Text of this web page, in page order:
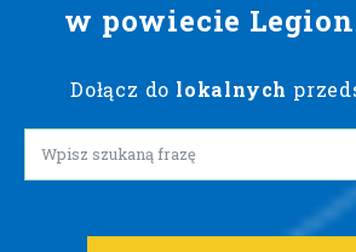
w powiecie
Dołącz do lokalnych
Lorem ipsum